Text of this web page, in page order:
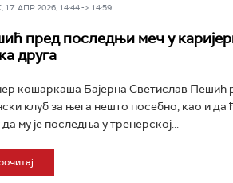
17. АПР 2026, 14:44 -> 14:59
пред последњи меч у
друга
кошаркаша Бајерна Светислав Пешић
клуб за њега нешто посебно, као и да
му је последња у тренерској...